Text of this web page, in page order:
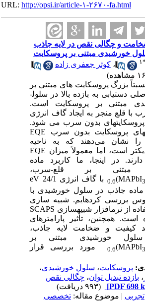
URL:http://opsi.ir/article-۱-۲۶۷۰-fa.html
و چگالی نقص در لایه جاذب
خورشیدی مبتنی بر پروسکایت
۱ ،کوثر جعفری زاده
بزرگ پروسکایت های مبتنی بر
سرب مانع اصلی دستیابی به بازده بالا در سلول­
مبتنی بر پروسکایت است.
با قلع منجر به ایجاد گاف انرژی
بدون سرب می شود.
اگرچه سلول­های پروسکایت بدون سرب EQE
نشان می‌دهند که به ناحیه
فروسرخ نزدیک­تر است، اما معمولاً میزان EQE
در اینجا، ما کاربرد ماده
مبتنی بر قلع-سرب،
0.6
با گاف انرژی eV 24/1
جاذب در سلول خورشیدی با
بررسی کرده­ایم. شبیه ­سازی
سلول با استفاده از نرم­افزار شبیه­سازی SCAPS
همچنین، تأثیر پارامترهای
کیفیت و ضخامت لایه جاذب،
سلول خورشیدی مبتنی بر
0.6مورد بررسی قرار
پروسکایت،سلول خورشیدی،
بازده تبدیل توان ،چگالی نقص
| موضوع مقاله:تخصصی